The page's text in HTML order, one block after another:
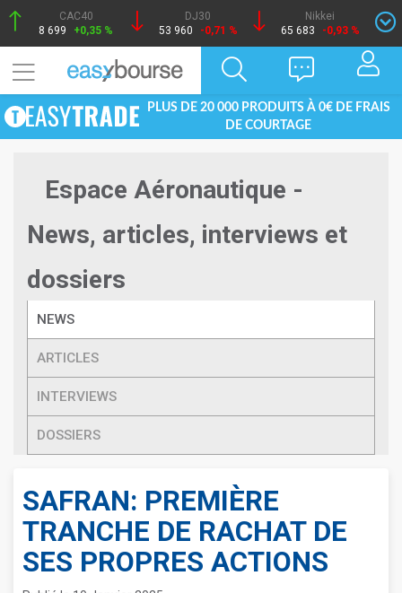
CAC40
8 699
+0,35 %
DJ30
53 960
-0,71 %
Nikkei
65 683
-0,93 %
PLUS DE 20 000 PRODUITS À 0€ DE FRAIS
DE COURTAGE
Espace Aéronautique -
News, articles, interviews et
dossiers
NEWS
ARTICLES
INTERVIEWS
DOSSIERS
SAFRAN: PREMIÈRE
TRANCHE DE RACHAT DE
SES PROPRES ACTIONS